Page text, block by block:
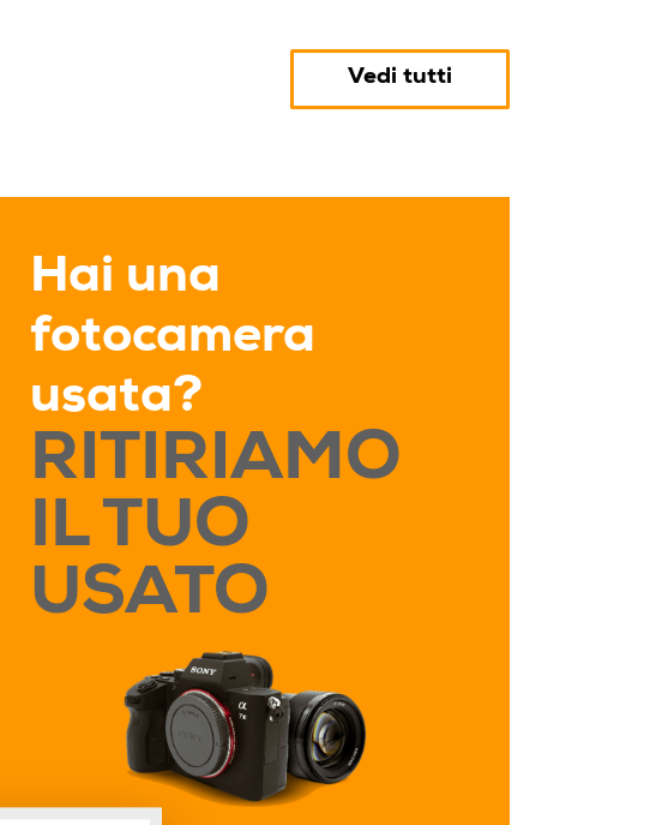
Vedi tutti
E 11mm f/1.8 G
Usato (G654)
Canon EF 20mm f/2.8
USM Usato (F1028)
dettagli
Hai una
fotocamera
usata?
RITIRIAMO
IL TUO
USATO